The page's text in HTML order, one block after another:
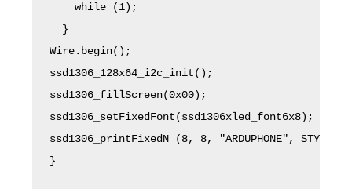
    while (1);
  }
Wire.begin();
ssd1306_128x64_i2c_init();
ssd1306_fillScreen(0x00);
ssd1306_setFixedFont(ssd1306xled_font6x8);
ssd1306_printFixedN (8, 8, "ARDUPHONE",
}